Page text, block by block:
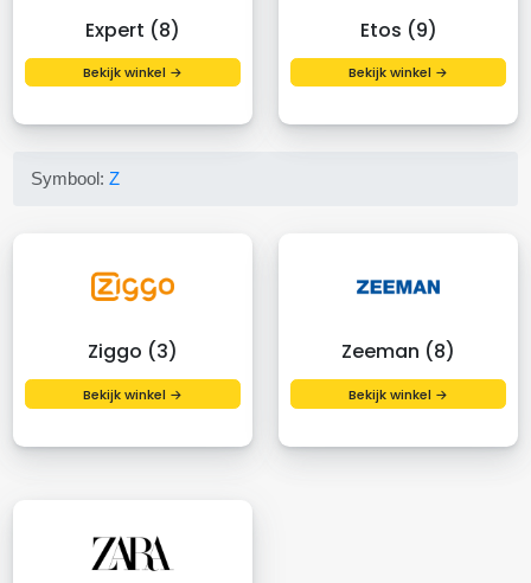
Expert (8)
Bekijk winkel →
Etos (9)
Bekijk winkel →
Symbool:Z
Ziggo (3)
Bekijk winkel →
Zeeman (8)
Bekijk winkel →